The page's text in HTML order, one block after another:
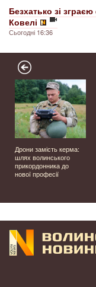
Безхатько зі
Ковелі
Сьогодні 16:36
Дрони замість керма:
шлях волинського
прикордонника до
нової професії